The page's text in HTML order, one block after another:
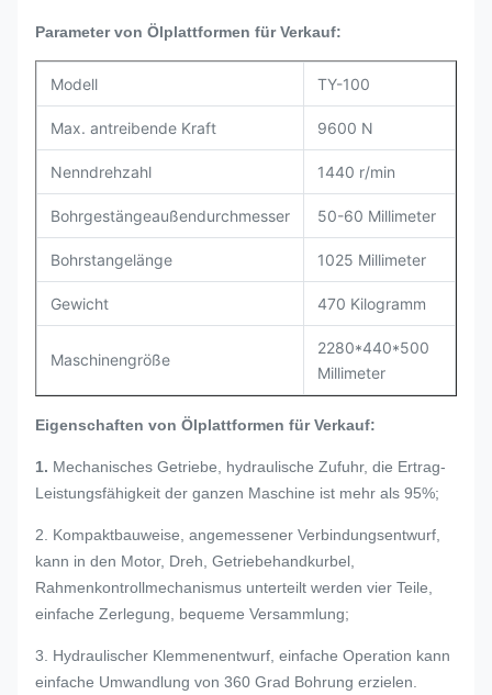
Parameter von Ölplattformen für Verkauf:
Modell TY-100
Max. antreibende Kraft 9600 N
Nenndrehzahl 1440 r/min
Bohrgestängeaußendurchmesser 50-60 Millimeter
Bohrstangelänge 1025 Millimeter
Gewicht 470 Kilogramm
Maschinengröße
2280*440*500
Millimeter
Eigenschaften von Ölplattformen für Verkauf:
1. Mechanisches Getriebe, hydraulische Zufuhr, die Ertrag-
Leistungsfähigkeit der ganzen Maschine ist mehr als 95%;
2. Kompaktbauweise, angemessener Verbindungsentwurf,
kann in den Motor, Dreh, Getriebehandkurbel,
Rahmenkontrollmechanismus unterteilt werden vier Teile,
einfache Zerlegung, bequeme Versammlung;
3. Hydraulischer Klemmenentwurf, einfache Operation kann
einfache Umwandlung von 360 Grad Bohrung erzielen.